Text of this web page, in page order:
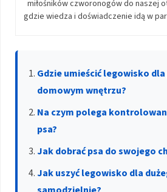
miłośników czworonogów do naszej
gdzie wiedza i doświadczenie idą w
Gdzie umieścić legowisko dla
domowym wnętrzu?
Na czym polega
psa?
Jak dobrać psa do swojego
Jak uszyć legowisko dla